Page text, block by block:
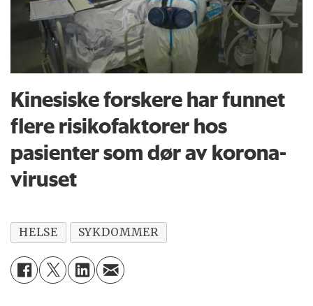
Kinesiske forskere har funnet
flere risikofaktorer hos
pasienter som dør av korona-
viruset
HELSE SYKDOMMER